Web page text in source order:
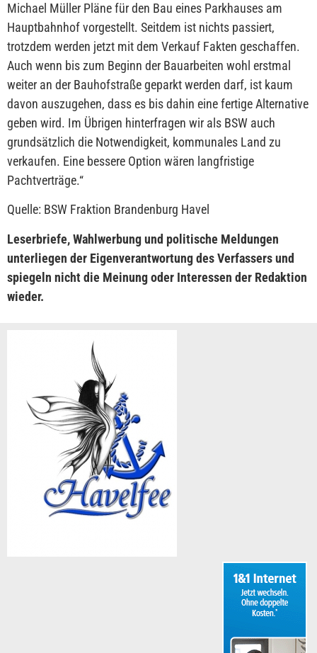
Michael Müller Pläne für den Bau eines Parkhauses am
Hauptbahnhof vorgestellt. Seitdem ist nichts passiert,
trotzdem werden jetzt mit dem Verkauf Fakten geschaffen.
Auch wenn bis zum Beginn der Bauarbeiten wohl erstmal
weiter an der Bauhofstraße geparkt werden darf, ist kaum
davon auszugehen, dass es bis dahin eine fertige Alternative
geben wird. Im Übrigen hinterfragen wir als BSW auch
grundsätzlich die Notwendigkeit, kommunales Land zu
verkaufen. Eine bessere Option wären langfristige
Pachtverträge.“
Quelle: BSW Fraktion Brandenburg Havel
Leserbriefe, Wahlwerbung und politische Meldungen
unterliegen der Eigenverantwortung des Verfassers und
spiegeln nicht die Meinung oder Interessen der Redaktion
wieder.